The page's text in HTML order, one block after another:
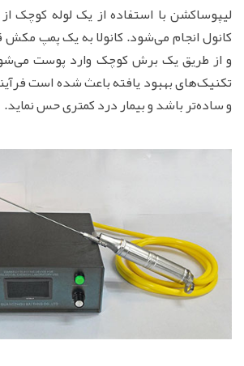
لیپوساکشن با استفاده از یک لوله کوچک
کانول انجام می‌شود. کانولا به یک پمپ
و از طریق یک برش کوچک وارد پوست
تکنیک‌های بهبود یافته باعث شده است
و ساده‌تر باشد و بیمار درد کمتری حس نماید.